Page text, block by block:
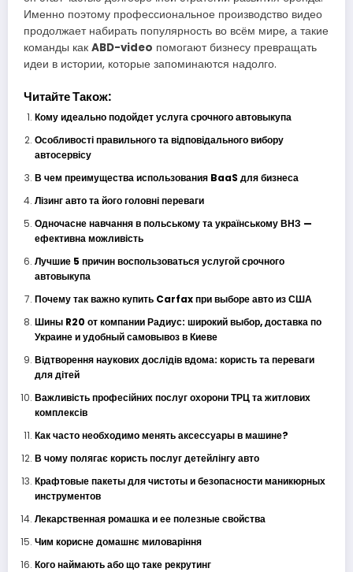
Именно поэтому профессиональное производство видео
продолжает набирать популярность во всём мире, а такие
команды как ABD-video помогают бизнесу превращать
идеи в истории, которые запоминаются надолго.
Читайте Також:
Кому идеально подойдет услуга срочного автовыкупа
Особливості правильного та відповідального вибору
автосервісу
В чем преимущества использования BaaS для бизнеса
Лізинг авто та його головні переваги
Одночасне навчання в польському та українському ВНЗ —
ефективна можливість
Лучшие 5 причин воспользоваться услугой срочного
автовыкупа
Почему так важно купить Carfax при выборе авто из США
Шины R20 от компании Радиус: широкий выбор, доставка по
Украине и удобный самовывоз в Киеве
Відтворення наукових дослідів вдома: користь та переваги
для дітей
Важливість професійних послуг охорони ТРЦ та житлових
комплексів
Как часто необходимо менять аксессуары в машине?
В чому полягає користь послуг детейлінгу авто
Крафтовые пакеты для чистоты и безопасности маникюрных
инструментов
Лекарственная ромашка и ее полезные свойства
Чим корисне домашнє миловаріння
Кого наймають або що таке рекрутинг